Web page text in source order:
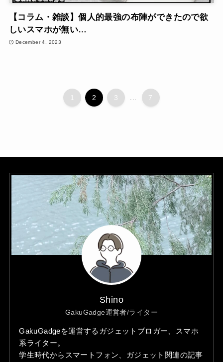
【コラム・雑談】個人的最強の布陣ができたので欲
しいスマホが無い…
December 4, 2023
1 2 3 ... 7
Shino
GakuGadge運営者/ライター
GakuGadgeを運営するガジェットブロガー、スマホ
系ライター。
学生時代からスマートフォン、ガジェット関連の記事